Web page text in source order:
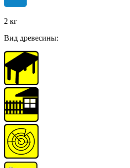
2 кг
Вид древесины: